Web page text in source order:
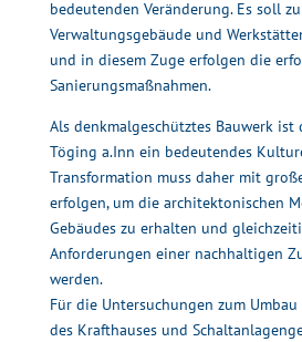
bedeutenden Veränderung. Es soll
Verwaltungsgebäude und
und in diesem Zuge erfolgen die
Sanierungsmaßnahmen.
Als denkmalgeschütztes Bauwerk ist
Töging a.Inn ein bedeutendes
Transformation muss daher mit
erfolgen, um die architektonischen
Gebäudes zu erhalten und
Anforderungen einer nachhaltigen
werden.
Für die Untersuchungen zum Umbau
des Krafthauses und